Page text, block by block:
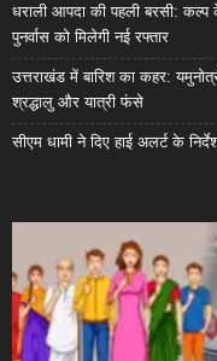
धराली आपदा की पहली बरसी: कल्प
पुनर्वास को मिलेगी नई रफ्तार
उत्तराखंड में बारिश का कहर:
श्रद्धालु और यात्री फंसे
सीएम धामी ने दिए हाई अलर्ट के